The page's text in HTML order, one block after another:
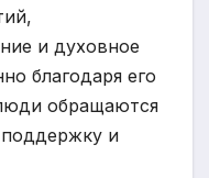
и духовное
благодаря его
обращаются
и